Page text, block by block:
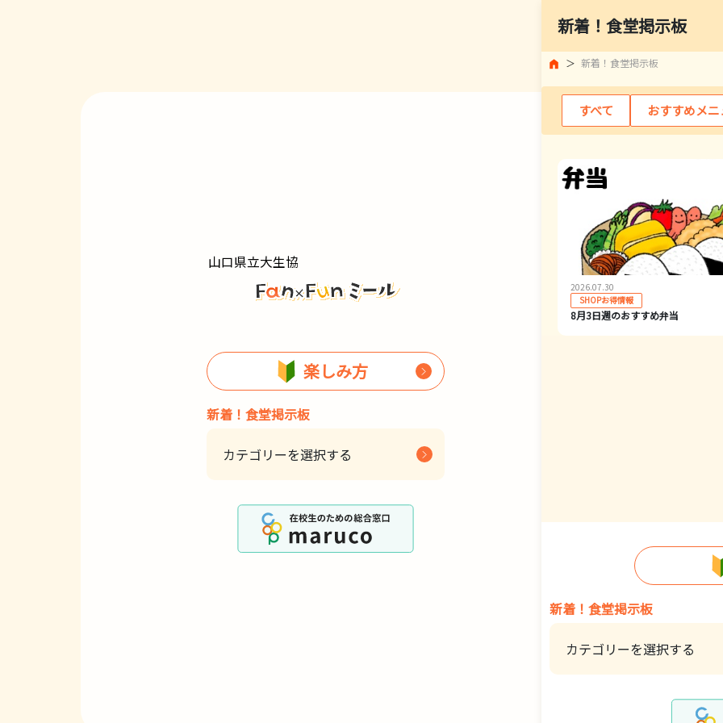
山口県立大生協
楽しみ方
新着！食堂掲示板
カテゴリーを選択する
新着！食堂掲示板
新着！食堂掲示板
すべて おすすめメ
2026.07.30
SHOPお得情報
8月3日週のおすすめ弁当
新着！食堂掲示板
カテゴリーを選択する